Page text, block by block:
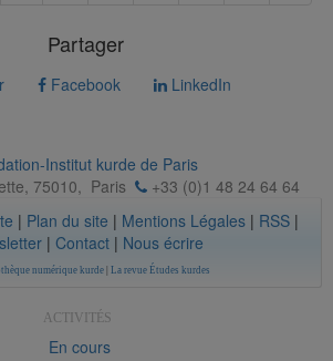
Partager
Facebook LinkedIn
Institut kurde de Paris
75010, Paris
+33 (0)1 48 24 64 64
| Plan du site | Mentions Légales | RSS |
| Contact| Nous écrire
numérique kurde| La revue Études kurdes
ACTIVITÉS
En cours